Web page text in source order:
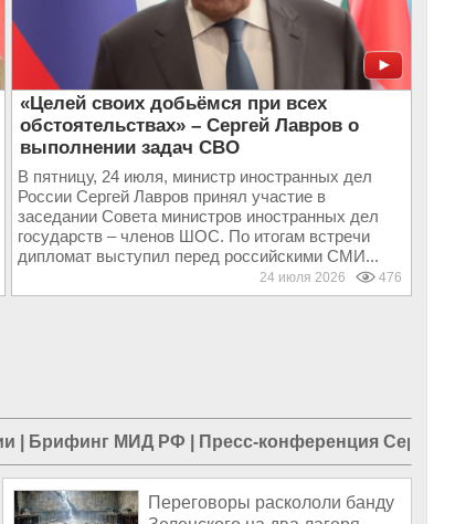
«Целей своих добьёмся при всех
обстоятельствах» – Сергей Лавров о
выполнении задач СВО
В пятницу, 24 июля, министр иностранных дел
России Сергей Лавров принял участие в
заседании Совета министров иностранных дел
государств – членов ШОС. По итогам встречи
дипломат выступил перед российскими СМИ...
24 июля 2026 476
Брифинг МИД РФ Пресс-конференция Сергея
Переговоры раскололи банду